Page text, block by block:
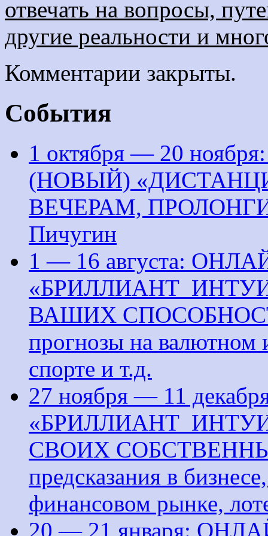
отвечать на вопросы,
другие реальности и
Комментарии закрыты.
События
1 октября — 20
(НОВЫЙ)
ВЕЧЕРАМ,
Пичугин
1 — 16 августа:
«БРИЛЛИАНТ
ВАШИХ
прогнозы на валютном
спорте и т.д.
27 ноября — 11
«БРИЛЛИАНТ
СВОИХ
предсказания в
финансовом рынке,
20 — 21 января: